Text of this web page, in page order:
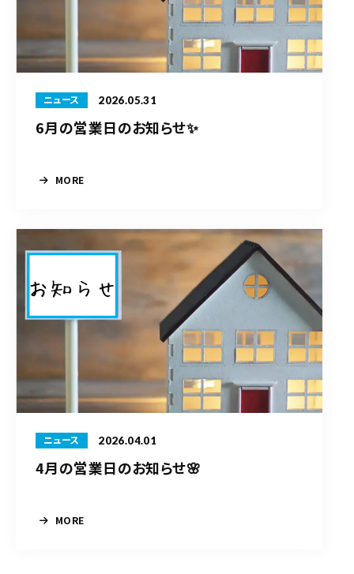
ニュース 2026.05.31
6月の営業日のお知らせ✨
MORE
ニュース 2026.04.01
4月の営業日のお知らせ🌸
MORE